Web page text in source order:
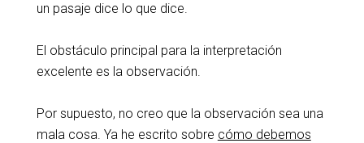
un pasaje dice lo que dice.
El obstáculo principal para la interpretación
excelente es la observación.
Por supuesto, no creo que la observación sea una
mala cosa. Ya he escrito sobre cómo debemos